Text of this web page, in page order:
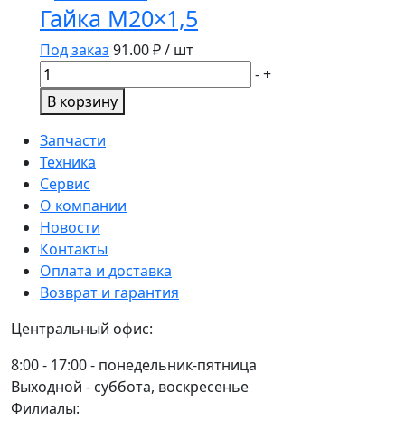
кл.
пр.
8
ВЕДРО
1кг
Гайка М20×1,5
Под заказ 91.00₽ / шт
Количество
товара
Гайка
М20x1,5
-+
В корзину
Запчасти
Техника
Сервис
О компании
Новости
Контакты
Оплата и доставка
Возврат и гарантия
Центральный офис:
8:00 - 17:00 - понедельник-пятница
Выходной - суббота, воскресенье
Филиалы: